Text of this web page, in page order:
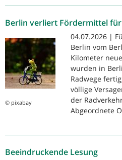
Berlin verliert Fördermittel für
© pixabay
04.07.2026 |
Berlin vom
Kilometer
wurden in
Radwege
völlige
der
Abgeordnete
Beeindruckende Lesung